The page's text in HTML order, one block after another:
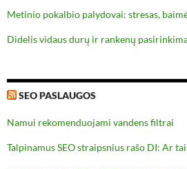
Metinio pokalbio palydovai: stresas,
Didelis vidaus durų ir rankenų
SEO PASLAUGOS
Namui rekomenduojami vandens filtrai
Talpinamus SEO straipsnius rašo DI: Ar